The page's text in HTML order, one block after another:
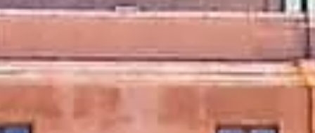
ٹکٹس
Castel Sant'Angelo: عمومی سوالات
ٹکٹ، رسائی، فوٹوگرافی اور ہموار وزٹ کے لیے